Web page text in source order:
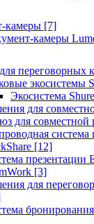
камеры [7]
камеры
переговорных
экосистемы
Экосистема
для
для совместной
система
[12]
презентации
[3]
для